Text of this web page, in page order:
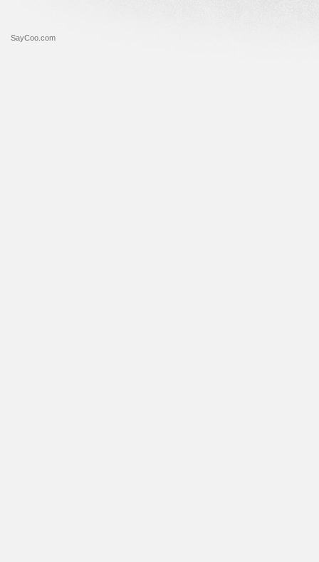
SayCoo.com